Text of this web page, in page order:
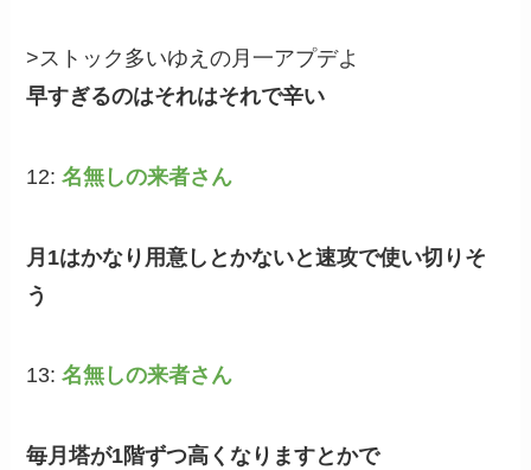
>ストック多いゆえの月一アプデよ
早すぎるのはそれはそれで辛い
12:名無しの来者さん
月1はかなり用意しとかないと速攻で使い切りそ
う
13:名無しの来者さん
毎月塔が1階ずつ高くなりますとかで